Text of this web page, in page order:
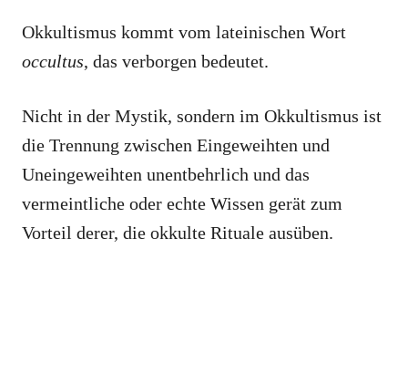
Okkultismus kommt vom lateinischen Wort
occultus, das verborgen bedeutet.
Nicht in der Mystik, sondern im Okkultismus ist
die Trennung zwischen Eingeweihten und
Uneingeweihten unentbehrlich und das
vermeintliche oder echte Wissen gerät zum
Vorteil derer, die okkulte Rituale ausüben.